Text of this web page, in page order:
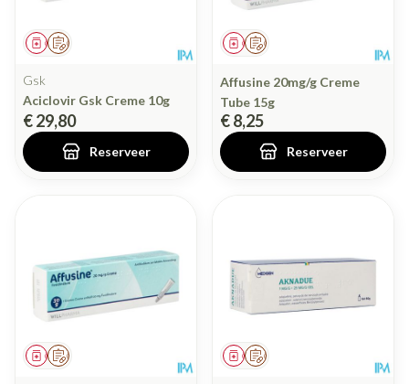
Op voorschrift
Geneesmiddel
Gsk
Aciclovir Gsk Creme 10g
€ 29,80
Reserveer
Op voorschrift
Geneesmiddel
Affusine 20mg/g Creme
Tube 15g
€ 8,25
Reserveer
Op voorschrift
Geneesmiddel Op voorschrift
Geneesmiddel